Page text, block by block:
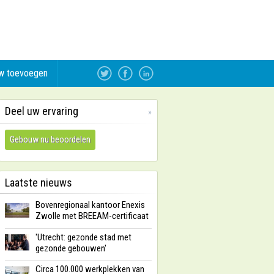
toevoegen
Deel uw ervaring »
Gebouw nu beoordelen
Laatste nieuws
Bovenregionaal kantoor Enexis
Zwolle met BREEAM-certificaat
'Utrecht: gezonde stad met
gezonde gebouwen'
Circa 100.000 werkplekken van